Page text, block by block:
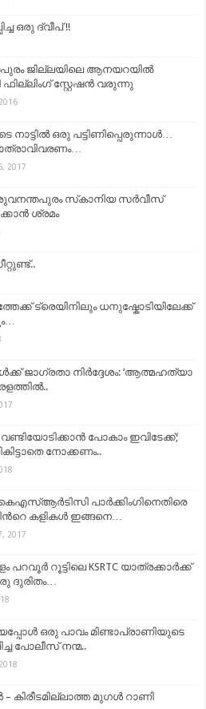
ഒരു ദ്വീപ് !!
ജില്ലയിലെ ആനയറയിൽ
സ്റ്റേഷൻ വരുന്നു
നാട്ടിൽ ഒരു പട്ടിണിപ്പെരുന്നാൾ…
2017
സ്‌കാനിയ സര്‍വീസ്
ശ്രമം
ട്രെയിനിലും ധനുഷ്കോടിയിലേക്ക്
ജാഗ്രതാ നിര്‍ദ്ദേശം: ‘ആത്മഹത്യാ
വണ്ടിയോടിക്കാൻ പോകാം ഇവിടേക്ക്;
നോക്കണം..
പാർക്കിംഗിനെതിരെ
കളികള്‍ ഇങ്ങനെ…
2017
റൂട്ടിലെ KSRTC യാത്രക്കാര്‍ക്ക്
ദുരിതം…
ഒരു പാവം മിണ്ടാപ്രാണിയുടെ
പോലീസ് നന്മ..
കിരീടമില്ലാത്ത മുഗൾ റാണി